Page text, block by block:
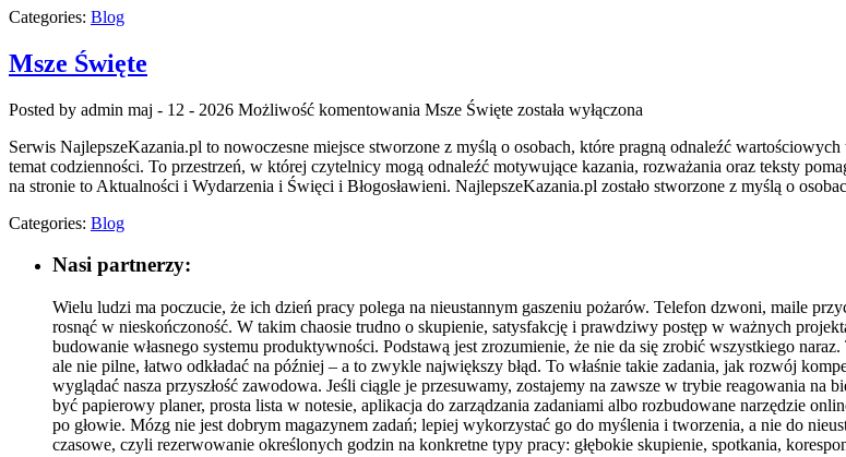
Categories: Blog
Msze Święte
Posted by admin maj - 12 - 2026 Możliwość komentowania Msze Święte została wyłączona
Serwis NajlepszeKazania.pl to nowoczesne miejsce stworzone z myślą o osobach, które pragną odnaleźć
temat codzienności. To przestrzeń, w której czytelnicy mogą odnaleźć motywujące kazania, rozważania oraz teksty
na stronie to Aktualności i Wydarzenia i Święci i Błogosławieni. NajlepszeKazania.pl zostało stworzone z myślą o
Categories: Blog
Nasi partnerzy:
Wielu ludzi ma poczucie, że ich dzień pracy polega na nieustannym gaszeniu pożarów. Telefon dzwoni, maile
rosnąć w nieskończoność. W takim chaosie trudno o skupienie, satysfakcję i prawdziwy postęp w ważnych
budowanie własnego systemu produktywności. Podstawą jest zrozumienie, że nie da się zrobić wszystkiego
ale nie pilne, łatwo odkładać na później – a to zwykle największy błąd. To właśnie takie zadania, jak rozwój
wyglądać nasza przyszłość zawodowa. Jeśli ciągle je przesuwamy, zostajemy na zawsze w trybie reagowania
być papierowy planer, prosta lista w notesie, aplikacja do zarządzania zadaniami albo rozbudowane narzędzie
po głowie. Mózg nie jest dobrym magazynem zadań; lepiej wykorzystać go do myślenia i tworzenia, a nie do
czasowe, czyli rezerwowanie określonych godzin na konkretne typy pracy: głębokie skupienie, spotkania,